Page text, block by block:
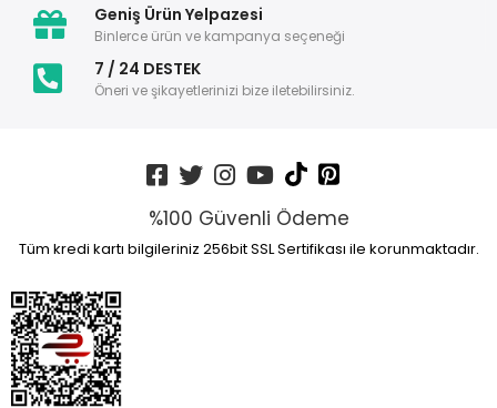
Geniş Ürün Yelpazesi
Binlerce ürün ve kampanya seçeneği
7 / 24 DESTEK
Öneri ve şikayetlerinizi bize iletebilirsiniz.
%100 Güvenli Ödeme
Tüm kredi kartı bilgileriniz 256bit SSL Sertifikası ile korunmaktadır.